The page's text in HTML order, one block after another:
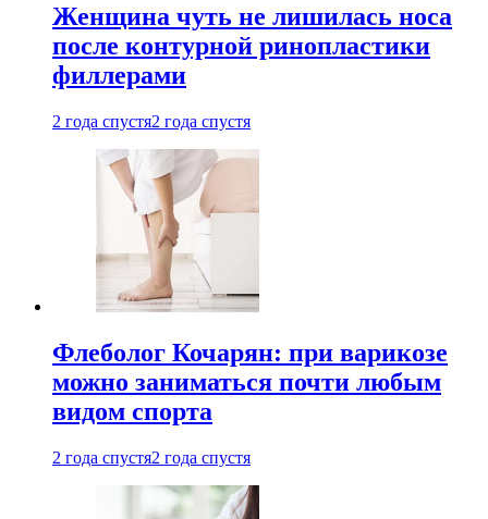
Женщина чуть не лишилась носа
после контурной ринопластики
филлерами
2 года спустя2 года спустя
Флеболог Кочарян: при варикозе
можно заниматься почти любым
видом спорта
2 года спустя2 года спустя